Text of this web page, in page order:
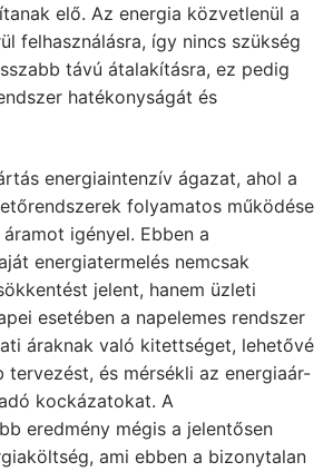
elő. Az energia közvetlenül a
felhasználásra, így nincs szükség
távú átalakításra, ez pedig
hatékonyságát és
energiaintenzív ágazat, ahol a
folyamatos működése
igényel. Ebben a
energiatermelés nemcsak
jelent, hanem üzleti
esetében a napelemes rendszer
áraknak való kitettséget, lehetővé
tervezést, és mérsékli az energiaár-
kockázatokat. A
eredmény mégis a jelentősen
ami ebben a bizonytalan